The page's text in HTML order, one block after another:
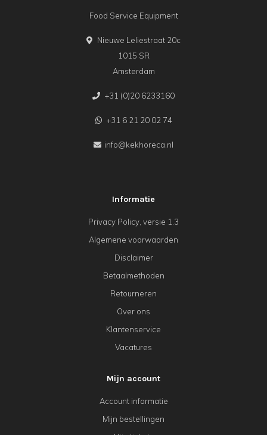
Food Service Equipment
Nieuwe Leliestraat 20c
1015 SR
Amsterdam
+31 (0)20 6233160
+31 6 21 20 02 74
info@kekhoreca.nl
Informatie
Privacy Policy, versie 1.3
Algemene voorwaarden
Disclaimer
Betaalmethoden
Retourneren
Over ons
Klantenservice
Vacatures
Mijn account
Account informatie
Mijn bestellingen